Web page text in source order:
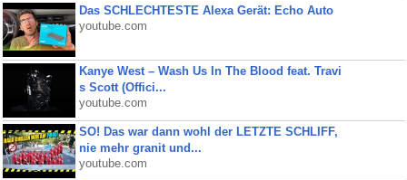
Das SCHLECHTESTE Alexa Gerät: Echo Auto
youtube.com
Kanye West – Wash Us In The Blood feat. Travi
s Scott (Offici...
youtube.com
SO! Das war dann wohl der LETZTE SCHLIFF,
nie mehr granit und...
youtube.com